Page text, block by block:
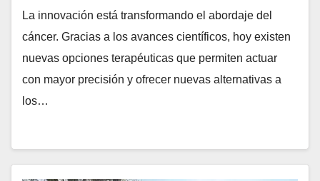
La innovación está transformando el abordaje del
cáncer. Gracias a los avances científicos, hoy existen
nuevas opciones terapéuticas que permiten actuar
con mayor precisión y ofrecer nuevas alternativas a
los…